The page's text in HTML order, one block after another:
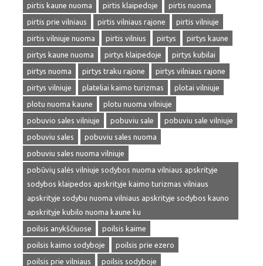
pirtis kaune nuoma
pirtis klaipedoje
pirtis nuoma
pirtis prie vilniaus
pirtis vilniaus rajone
pirtis vilniuje
pirtis vilniuje nuoma
pirtis vilnius pirtys
pirtys kaune
pirtys kaune nuoma
pirtys klaipedoje
pirtys kubilai
pirtys nuoma
pirtys traku rajone
pirtys vilniaus rajone
pirtys vilniuje
plateliai kaimo turizmas
plotai vilniuje
plotu nuoma kaune
plotu nuoma vilniuje
pobuvio sales vilniuje
pobuviu sale
pobuviu sale vilniuje
pobuviu sales
pobuviu sales nuoma
pobuviu sales nuoma vilniuje
pobūvių salės vilniuje sodybos nuoma vilniaus apskrityje
sodybos klaipedos apskrityje kaimo turizmas vilniaus
apskrityje sodybu nuoma vilniaus apskrityje sodybos kauno
apskrityje kubilo nuoma kaune ku
poilsis anykščiuose
poilsis kaime
poilsis kaimo sodyboje
poilsis prie ezero
poilsis prie vilniaus
poilsis sodyboje